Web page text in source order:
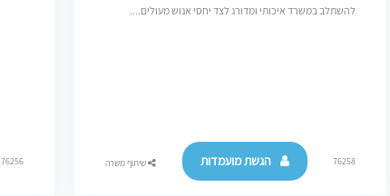
להשתלב במשרד איכותי ומדורג לצד יחסי אנוש מעולים....
76258 הגשת מועמדות שיתוף משרה 76256